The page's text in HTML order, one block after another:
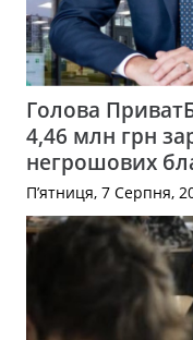
Голова
4,46 млн грн
негрошових
П’ятниця, 7 Серпня,